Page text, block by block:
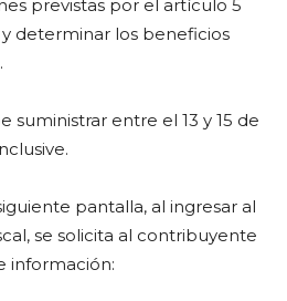
previstas por el artículo 5
determinar los beneficios
suministrar entre el 13 y 15 de
pantalla, al ingresar al
se solicita al contribuyente
información: